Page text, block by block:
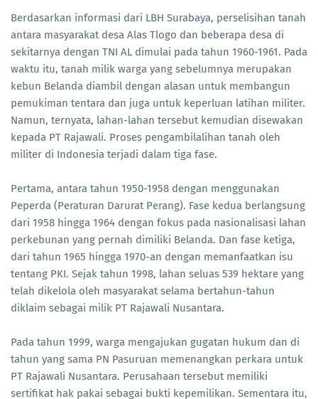
Berdasarkan informasi dari LBH Surabaya, perselisihan tanah
antara masyarakat desa Alas Tlogo dan beberapa desa di
sekitarnya dengan TNI AL dimulai pada tahun 1960-1961. Pada
waktu itu, tanah milik warga yang sebelumnya merupakan
kebun Belanda diambil dengan alasan untuk membangun
pemukiman tentara dan juga untuk keperluan latihan militer.
Namun, ternyata, lahan-lahan tersebut kemudian disewakan
kepada PT Rajawali. Proses pengambilalihan tanah oleh
militer di Indonesia terjadi dalam tiga fase.
Pertama, antara tahun 1950-1958 dengan menggunakan
Peperda (Peraturan Darurat Perang). Fase kedua berlangsung
dari 1958 hingga 1964 dengan fokus pada nasionalisasi lahan
perkebunan yang pernah dimiliki Belanda. Dan fase ketiga,
dari tahun 1965 hingga 1970-an dengan memanfaatkan isu
tentang PKI. Sejak tahun 1998, lahan seluas 539 hektare yang
telah dikelola oleh masyarakat selama bertahun-tahun
diklaim sebagai milik PT Rajawali Nusantara.
Pada tahun 1999, warga mengajukan gugatan hukum dan di
tahun yang sama PN Pasuruan memenangkan perkara untuk
PT Rajawali Nusantara. Perusahaan tersebut memiliki
sertifikat hak pakai sebagai bukti kepemilikan. Sementara itu,